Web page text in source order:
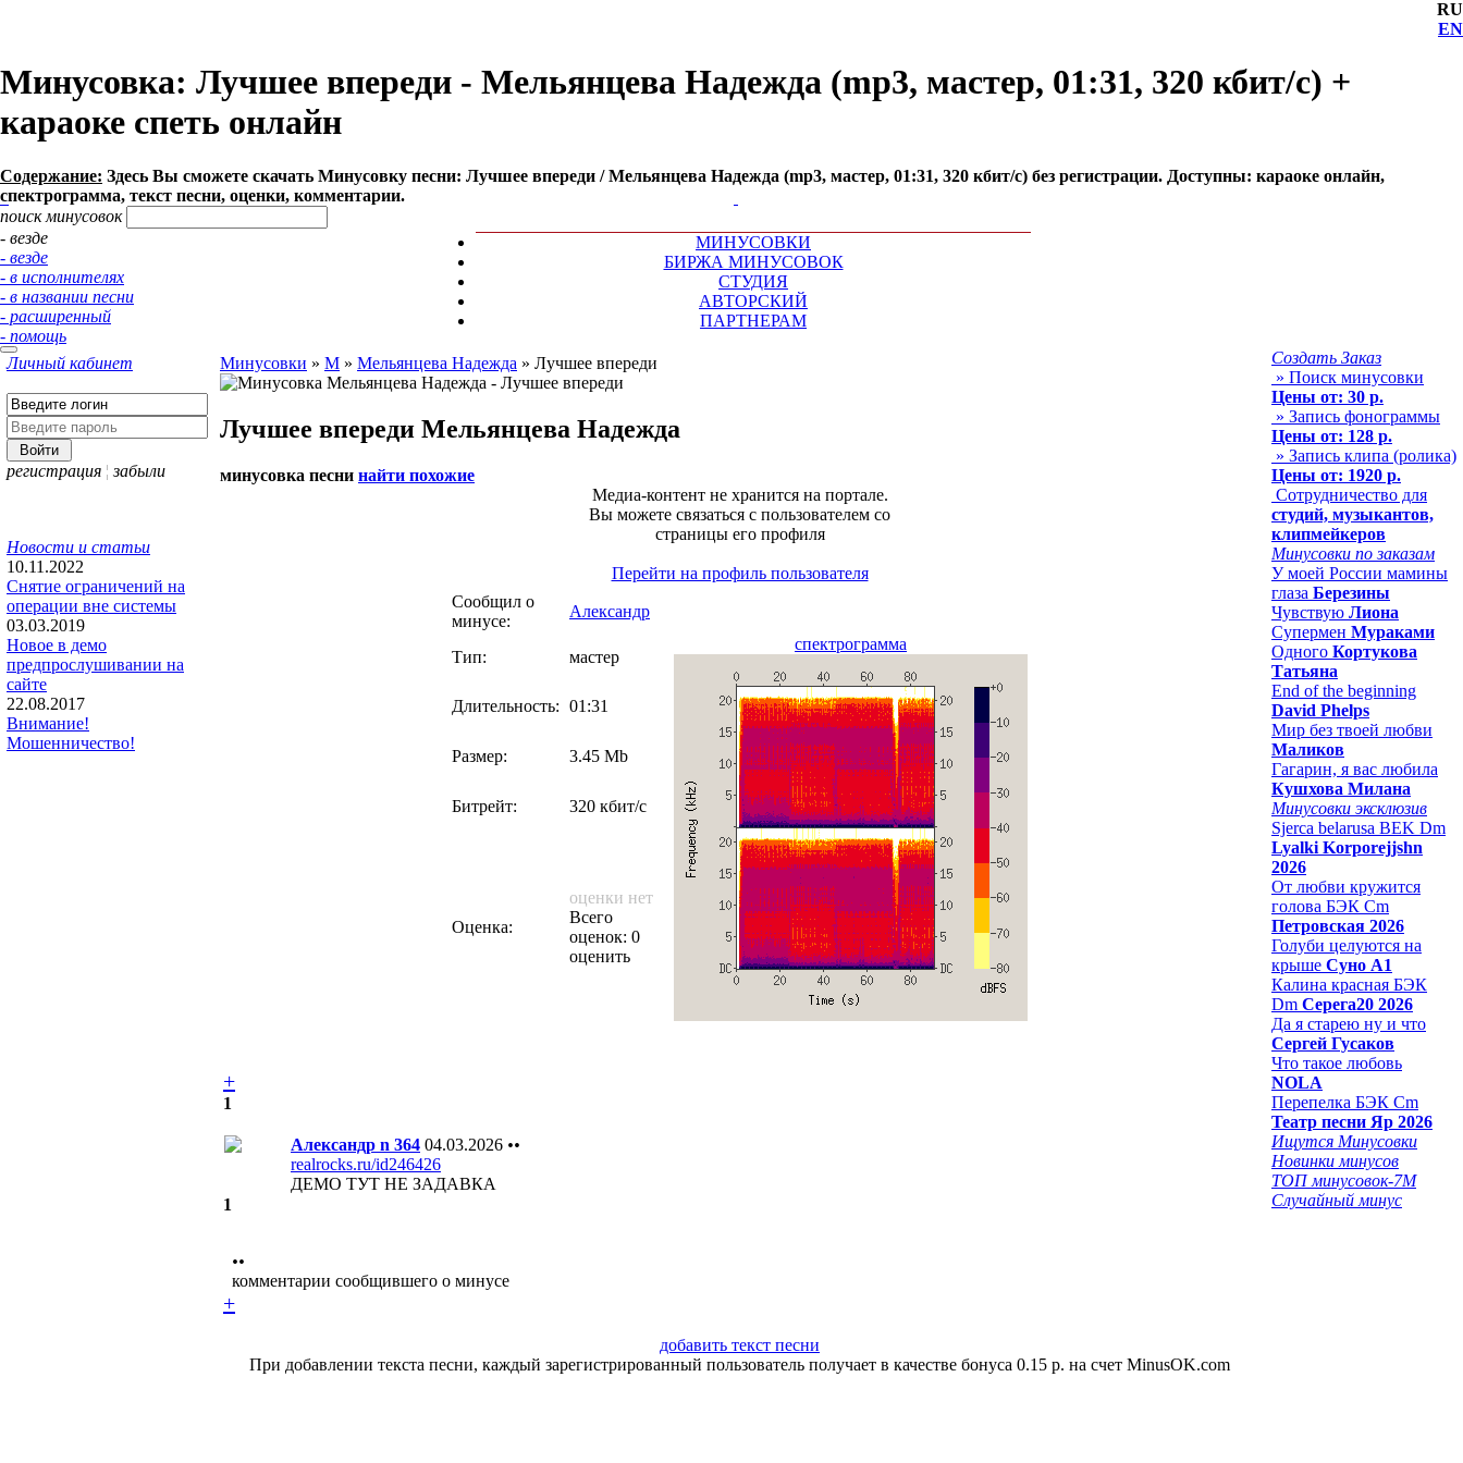
RU
EN
Минусовка: Лучшее впереди - Мельянцева Надежда (mp3, мастер, 01:31, 320 кбит/с) +
караоке спеть онлайн
Содержание: Здесь Вы сможете cкачать Минусовку песни: Лучшее впереди / Мельянцева Надежда (mp3, мастер, 01:31, 320 кбит/с) без регистрации. Доступны: караоке онлайн,
спектрограмма, текст песни, оценки, комментарии.
поиск минусовок
- везде
- везде
- в исполнителях
- в названии песни
- расширенный
- помощь
МИНУСОВКИ
БИРЖА МИНУСОВОК
СТУДИЯ
АВТОРСКИЙ
ПАРТНЕРАМ
Личный кабинет
регистрация ¦ забыли
Новости и статьи
10.11.2022
Снятие ограничений на
операции вне системы
03.03.2019
Новое в демо
предпрослушивании на
сайте
22.08.2017
Внимание!
Мошенничество!
Минусовки » М » Мельянцева Надежда » Лучшее впереди
Лучшее впереди Мельянцева Надежда
минусовка песни найти похожие
Медиа-контент не хранится на портале.
Вы можете связаться с пользователем со
страницы его профиля
Перейти на профиль пользователя
Сообщил о
минусе:
Александр
Тип: мастер
спектрограмма
Длительность: 01:31
Размер: 3.45 Mb
Битрейт: 320 кбит/с
Оценка:
оценки нет
Всего
оценок: 0
оценить
+
1
Александр n 364 04.03.2026 ••
realrocks.ru/id246426
ДЕМО ТУТ НЕ ЗАДАВКА
1
••
комментарии сообщившего о минусе
+
добавить текст песни
При добавлении текста песни, каждый зарегистрированный пользователь получает в качестве бонуса 0.15 р. на счет MinusOK.com
Создать Заказ
» Поиск минусовки
Цены от: 30 р.
» Запись фонограммы
Цены от: 128 р.
» Запись клипа (ролика)
Цены от: 1920 р.
Сотрудничество для
студий, музыкантов,
клипмейкеров
Минусовки по заказам
У моей России мамины
глаза Березины
Чувствую Лиона
Супермен Мураками
Одного Кортукова
Татьяна
End of the beginning
David Phelps
Мир без твоей любви
Маликов
Гагарин, я вас любила
Кушхова Милана
Минусовки эксклюзив
Sjerca belarusa BEK Dm
Lyalki Korporejjshn
2026
От любви кружится
голова БЭК Cm
Петровская 2026
Голуби целуются на
крыше Суно А1
Калина красная БЭК
Dm Серега20 2026
Да я старею ну и что
Сергей Гусаков
Что такое любовь
NOLA
Перепелка БЭК Cm
Театр песни Яр 2026
Ищутся Минусовки
Новинки минусов
ТОП минусовок-7M
Случайный минус